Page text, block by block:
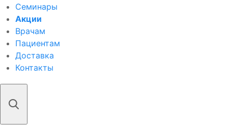
Семинары
Акции
Врачам
Пациентам
Доставка
Контакты